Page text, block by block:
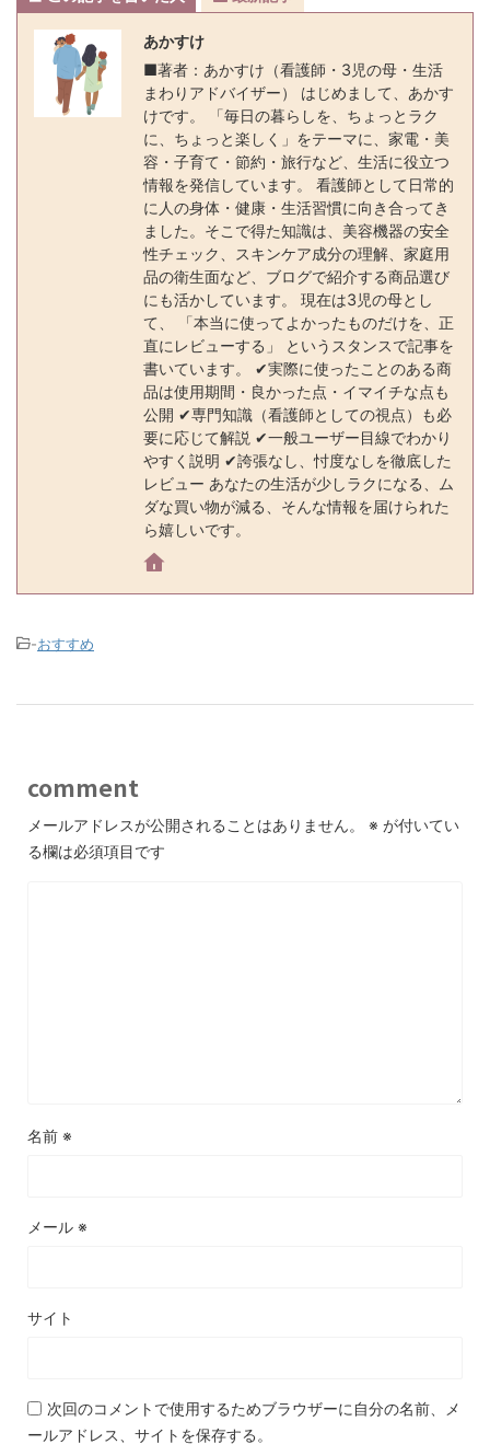
o
o
k
n
あかすけ
■著者：あかすけ（看護師・3児の母・生活
まわりアドバイザー） はじめまして、あかす
けです。 「毎日の暮らしを、ちょっとラク
に、ちょっと楽しく」をテーマに、家電・美
容・子育て・節約・旅行など、生活に役立つ
情報を発信しています。 看護師として日常的
に人の身体・健康・生活習慣に向き合ってき
ました。そこで得た知識は、美容機器の安全
性チェック、スキンケア成分の理解、家庭用
品の衛生面など、ブログで紹介する商品選び
にも活かしています。 現在は3児の母とし
て、 「本当に使ってよかったものだけを、正
直にレビューする」 というスタンスで記事を
書いています。 ✔実際に使ったことのある商
品は使用期間・良かった点・イマイチな点も
公開 ✔専門知識（看護師としての視点）も必
要に応じて解説 ✔一般ユーザー目線でわかり
やすく説明 ✔誇張なし、忖度なしを徹底した
レビュー あなたの生活が少しラクになる、ム
ダな買い物が減る、そんな情報を届けられた
ら嬉しいです。
-おすすめ
comment
メールアドレスが公開されることはありません。 ※ が付いてい
る欄は必須項目です
名前 ※
メール ※
サイト
次回のコメントで使用するためブラウザーに自分の名前、メ
ールアドレス、サイトを保存する。